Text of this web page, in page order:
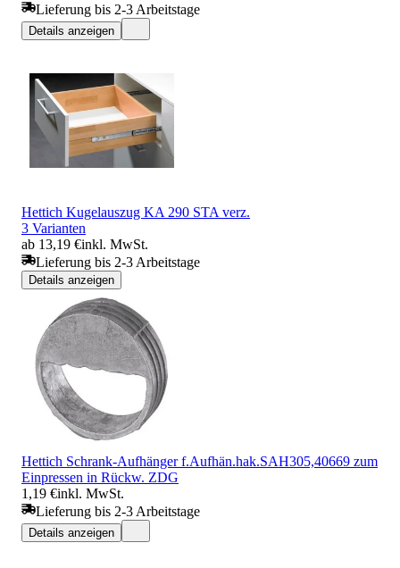
Lieferung bis 2-3 Arbeitstage
Details anzeigen
Hettich Kugelauszug KA 290 STA verz.
3 Varianten
ab 13,19 €inkl. MwSt.
Lieferung bis 2-3 Arbeitstage
Details anzeigen
Hettich Schrank-Aufhänger f.Aufhän.hak.SAH305,40669 zum
Einpressen in Rückw. ZDG
1,19 €inkl. MwSt.
Lieferung bis 2-3 Arbeitstage
Details anzeigen